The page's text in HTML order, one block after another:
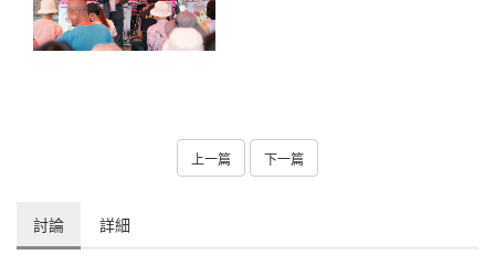
上一篇 下一篇
討論 詳細